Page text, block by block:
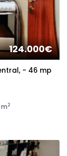
124.000€
- 46 mp
m2